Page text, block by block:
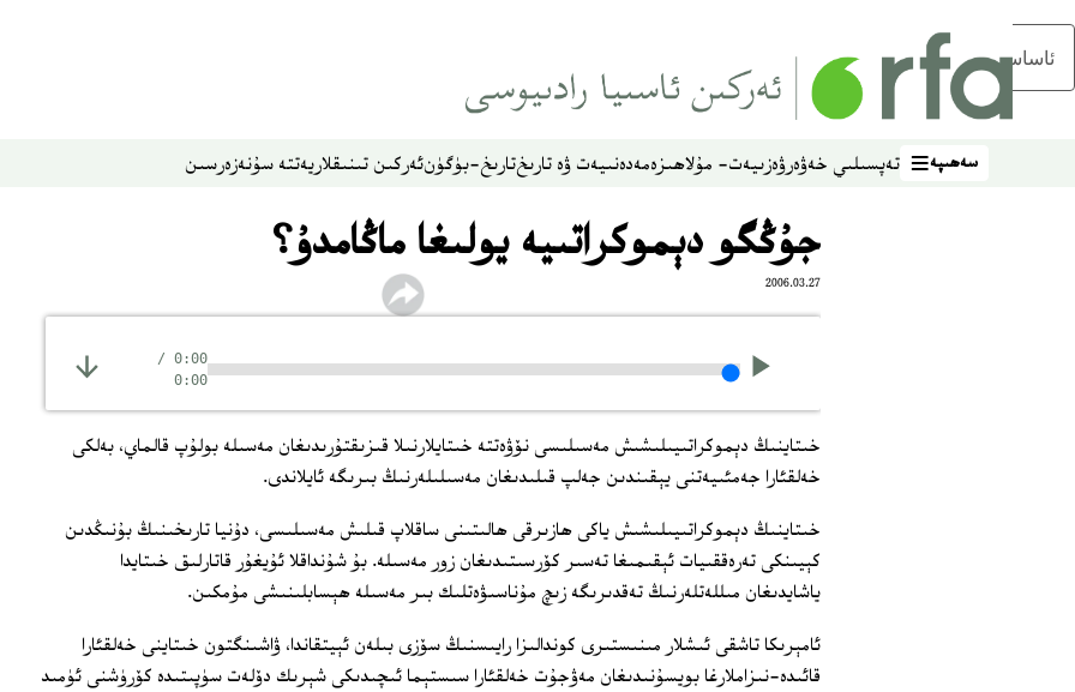
ئاساسلىق مەزمۇنغا ئاتلاڭ
سەھىپە
سەھىپە تەپسىلىي خەۋەرۋەزىيەت- مۇلاھىزەمەدەنىيەت ۋە تارىختارىخ-بۈگۈنئەركىن تىنىقلاريەتتە سۇنەزەرسىن
جۇڭگو دېموكراتىيە يولىغا ماڭامدۇ؟
2006.03.27
0:00
/
0:00
خىتاينىڭ دېموكراتىيىلىشىش مەسىلىسى نۆۋەتتە خىتايلارنىلا قىزىقتۇرىدىغان مەسىلە بولۇپ قالماي، بەلكى
خەلقئارا جەمئىيەتنى يېقىندىن جەلپ قىلىدىغان مەسىلىلەرنىڭ بىرىگە ئايلاندى.
خىتاينىڭ دېموكراتىيىلىشىش ياكى ھازىرقى ھالىتىنى ساقلاپ قىلىش مەسىلىسى، دۇنيا تارىخىنىڭ بۇنىڭدىن
كېيىنكى تەرەققىيات ئېقىمىغا تەسىر كۆرسىتىدىغان زور مەسىلە. بۇ شۇنداقلا ئۇيغۇر قاتارلىق خىتايدا
ياشايدىغان مىللەتلەرنىڭ تەقدىرىگە زىچ مۇناسىۋەتلىك بىر مەسىلە ھېسابلىنىشى مۇمكىن.
ئامېرىكا تاشقى ئىشلار مىنىستىرى كوندالىزا رايىسنىڭ سۆزى بىلەن ئېيتقاندا، ۋاشىنگتون خىتاينى خەلقئارا
قائىدە-نىزاملارغا بويسۇنىدىغان مەۋجۇت خەلقئارا سىستېما ئىچىدىكى شېرىك دۆلەت سۈپىتىدە كۆرۈشنى ئۈمىد